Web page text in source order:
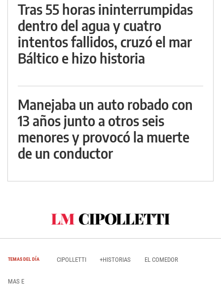
Tras 55 horas ininterrumpidas
dentro del agua y cuatro
intentos fallidos, cruzó el mar
Báltico e hizo historia
Manejaba un auto robado con
13 años junto a otros seis
menores y provocó la muerte
de un conductor
TEMAS DEL DÍA CIPOLLETTI +HISTORIAS EL COMEDOR
MAS E